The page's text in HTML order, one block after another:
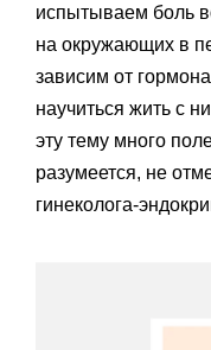
испытываем боль
на окружающих в
зависим от
научиться жить с
эту тему много
разумеется, не
гинеколога-